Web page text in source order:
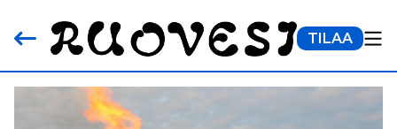
TILAA